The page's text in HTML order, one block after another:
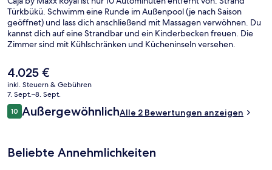
Türkbükü. Schwimm eine Runde im Außenpool (je nach Saison
geöffnet) und lass dich anschließend mit Massagen verwöhnen. Du
kannst dich auf eine Strandbar und ein Kinderbecken freuen. Die
Zimmer sind mit Kühlschränken und Kücheninseln versehen.
Der
aktuelle
Preis
beträgt
4.025 €.
4.025 €
inkl. Steuern & Gebühren
7. Sept.–8. Sept.
Bewertungen
1010 von 10.
AußergewöhnlichAlle 2 Bewertungen anzeigen
Beliebte Annehmlichkeiten